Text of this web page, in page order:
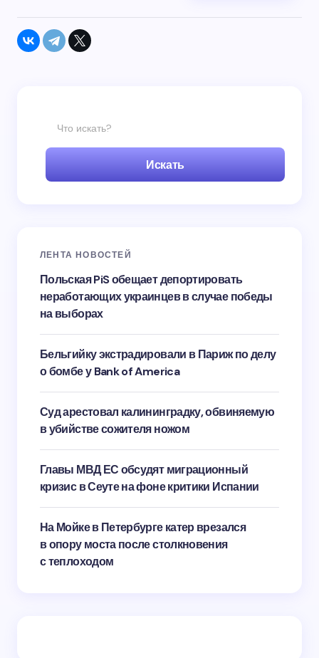
Искать
ЛЕНТА НОВОСТЕЙ
Польская PiS обещает депортировать
неработающих украинцев в случае победы
на выборах
Бельгийку экстрадировали в Париж по делу
о бомбе у Bank of America
Суд арестовал калининградку, обвиняемую
в убийстве сожителя ножом
Главы МВД ЕС обсудят миграционный
кризис в Сеуте на фоне критики Испании
На Мойке в Петербурге катер врезался
в опору моста после столкновения
с теплоходом